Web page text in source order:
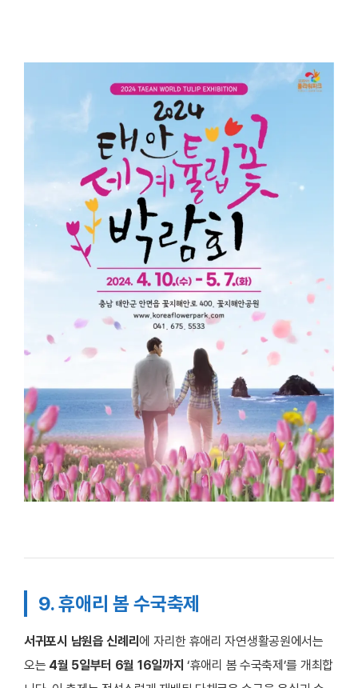
9. 휴애리 봄 수국축제
서귀포시 남원읍 신례리에 자리한 휴애리 자연생활공원에서는
오는 4월 5일부터 6월 16일까지 ‘휴애리 봄 수국축제’를 개최합